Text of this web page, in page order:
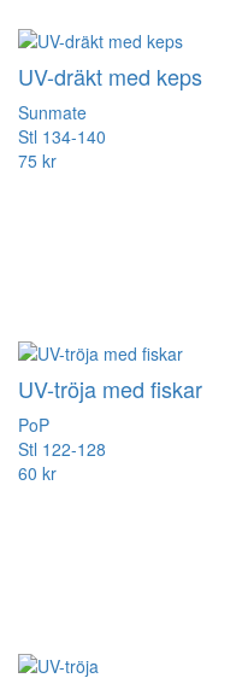
UV-dräkt med keps
Sunmate
Stl 134-140
75 kr
UV-tröja med fiskar
PoP
Stl 122-128
60 kr